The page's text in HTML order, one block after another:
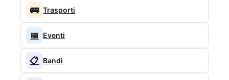
🚌 Trasporti
📅 Eventi
📋 Bandi